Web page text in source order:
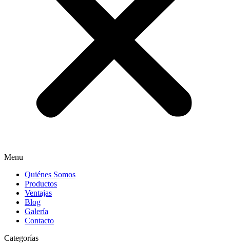
Menu
Quiénes Somos
Productos
Ventajas
Blog
Galería
Contacto
Categorías